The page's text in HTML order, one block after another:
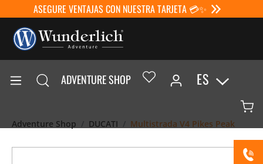
ASEGURE VENTAJAS CON NUESTRA TARJETA 💳✨
ADVENTURE SHOP ES
Adventure Shop DUCATI Multistrada V4 Pikes Peak